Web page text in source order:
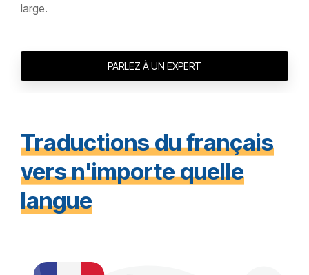
large.
PARLEZ À UN EXPERT
Traductions du français
vers n'importe quelle
langue